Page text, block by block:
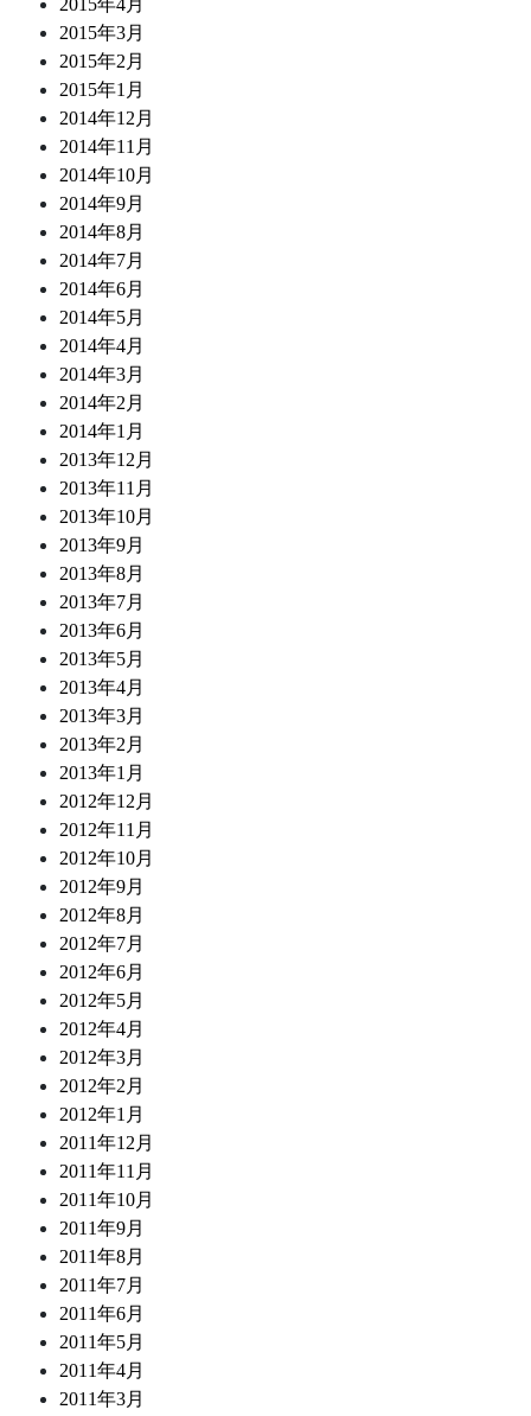
2015年4月
2015年3月
2015年2月
2015年1月
2014年12月
2014年11月
2014年10月
2014年9月
2014年8月
2014年7月
2014年6月
2014年5月
2014年4月
2014年3月
2014年2月
2014年1月
2013年12月
2013年11月
2013年10月
2013年9月
2013年8月
2013年7月
2013年6月
2013年5月
2013年4月
2013年3月
2013年2月
2013年1月
2012年12月
2012年11月
2012年10月
2012年9月
2012年8月
2012年7月
2012年6月
2012年5月
2012年4月
2012年3月
2012年2月
2012年1月
2011年12月
2011年11月
2011年10月
2011年9月
2011年8月
2011年7月
2011年6月
2011年5月
2011年4月
2011年3月